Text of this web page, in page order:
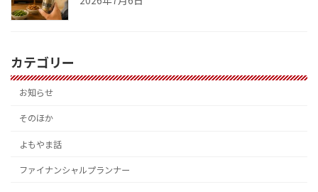
カテゴリー
お知らせ
そのほか
よもやま話
ファイナンシャルプランナー